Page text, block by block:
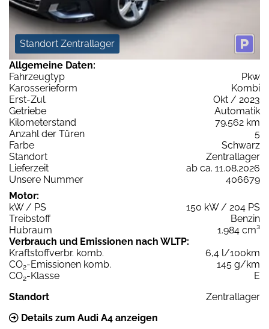
Standort Zentrallager
Allgemeine Daten:
Fahrzeugtyp
Pkw
Karosserieform
Kombi
Erst-Zul.
Okt / 2023
Getriebe
Automatik
Kilometerstand
79.562 km
Anzahl der Türen
5
Farbe
Schwarz
Standort
Zentrallager
Lieferzeit
ab ca. 11.08.2026
Unsere Nummer
406679
Motor:
kW / PS
150 kW / 204 PS
Treibstoff
Benzin
Hubraum
1.984 cm³
Verbrauch und Emissionen nach WLTP:
Kraftstoffverbr. komb.
6,4 l/100km
CO2-Emissionen komb.
145 g/km
CO2-Klasse
E
Standort
Zentrallager
Details zum Audi A4 anzeigen